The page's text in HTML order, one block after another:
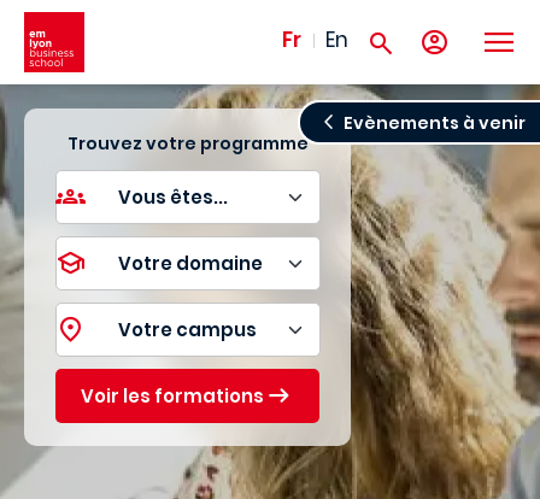
Aller au contenu principal
Fr En
Evènements à venir
Trouvez votre programme
Voir les formations